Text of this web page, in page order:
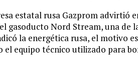
estatal rusa Gazprom advirtió
gasoducto Nord Stream, una de
la energética rusa, el motivo
el equipo técnico utilizado para